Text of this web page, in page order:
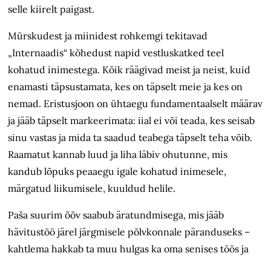
selle kiirelt paigast.
Mürskudest ja miinidest rohkemgi tekitavad
„Internaadis“ kõhedust napid vestluskatked teel
kohatud inimestega. Kõik räägivad meist ja neist, kuid
enamasti täpsustamata, kes on täpselt meie ja kes on
nemad. Eristusjoon on ühtaegu fundamentaalselt määrav
ja jääb täpselt markeerimata: iial ei või teada, kes seisab
sinu vastas ja mida ta saadud teabega täpselt teha võib.
Raamatut kannab luud ja liha läbiv ohutunne, mis
kandub lõpuks peaaegu igale kohatud inimesele,
märgatud liikumisele, kuuldud helile.
Paša suurim õõv saabub äratundmisega, mis jääb
hävitustöö järel järgmisele põlvkonnale päranduseks –
kahtlema hakkab ta muu hulgas ka oma senises töös ja